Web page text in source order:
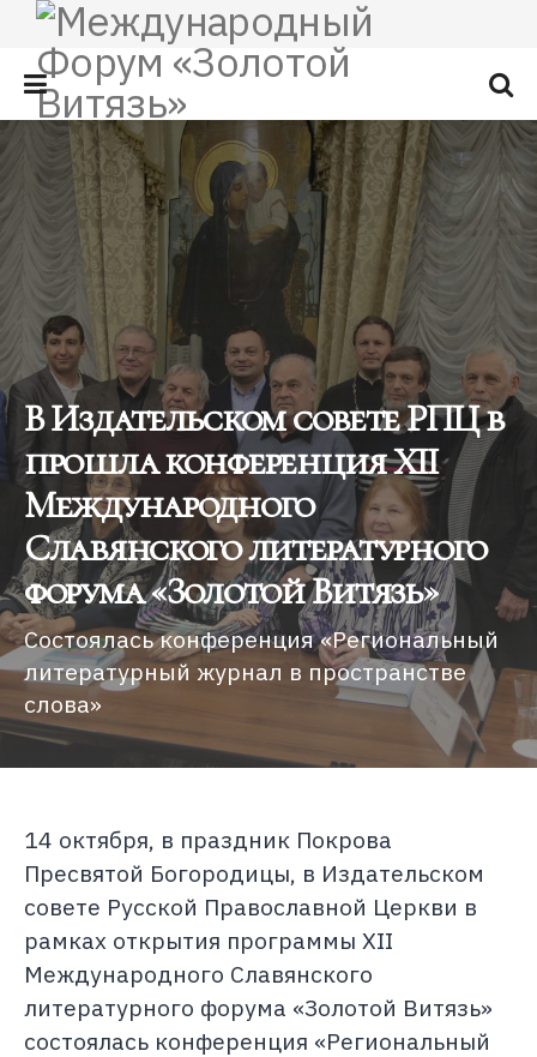
В Издательском совете РПЦ в
прошла конференция XII
Международного
Славянского литературного
форума «Золотой Витязь»
Состоялась конференция «Региональный
литературный журнал в пространстве
слова»
14 октября, в праздник Покрова
Пресвятой Богородицы, в Издательском
совете Русской Православной Церкви в
рамках открытия программы XII
Международного Славянского
литературного форума «Золотой Витязь»
состоялась конференция «Региональный